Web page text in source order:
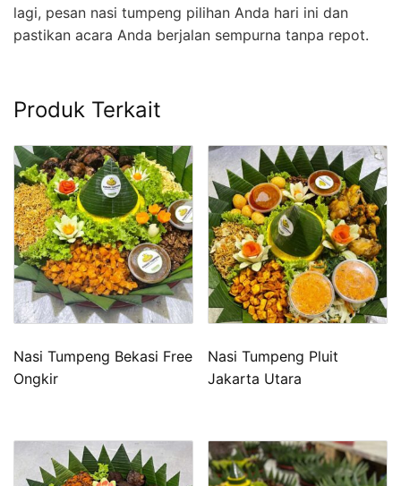
lagi, pesan nasi tumpeng pilihan Anda hari ini dan
pastikan acara Anda berjalan sempurna tanpa repot.
Produk Terkait
Nasi Tumpeng Bekasi Free
Ongkir
Nasi Tumpeng Pluit
Jakarta Utara